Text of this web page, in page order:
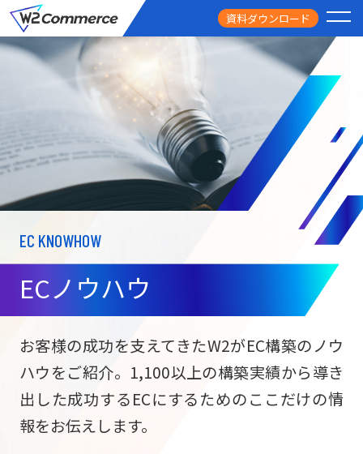
資料ダウンロード
サービス
ECサイト構築
サブスク/定期通販
ECサイト構築
PRICE
料金
FEATURE
導入事例
USEFUL
お役立ち情報
NEWS
ニュース
EC KNOWHOW
ECノウハウ
お客様の成功を支えてきたW2がEC構築のノウ
ハウをご紹介。1,100以上の構築実績から導き
出した成功するECにするためのここだけの情
報をお伝えします。